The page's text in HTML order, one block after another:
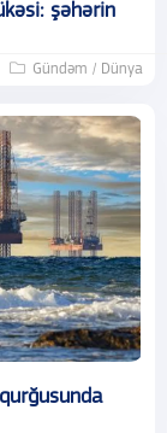
şəhərin
Gündəm / Dünya